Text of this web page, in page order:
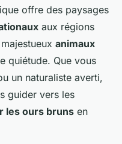
offre des paysages
aux régions
animaux
quiétude. Que vous
un naturaliste averti,
guider vers les
les ours bruns en